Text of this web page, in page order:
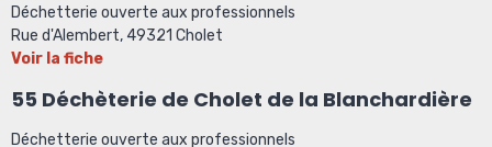
Déchetterie ouverte aux professionnels
Rue d'Alembert, 49321 Cholet
Voir la fiche
55 Déchèterie de Cholet de la Blanchardière
Déchetterie ouverte aux professionnels